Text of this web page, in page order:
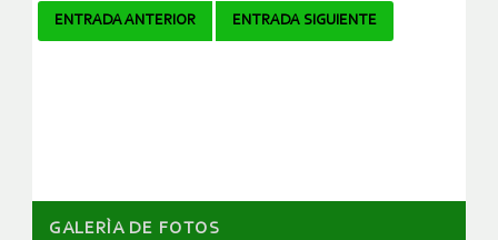
Navegador
ENTRADA ANTERIOR ENTRADA SIGUIENTE
GALERÌA DE FOTOS